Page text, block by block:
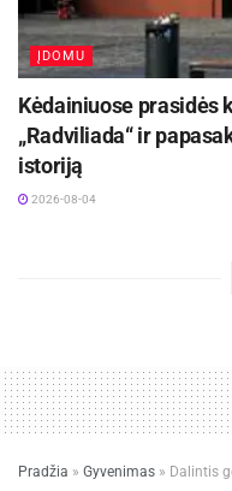
ĮDOMU
Kėdainiuose prasidės
„Radviliada“ ir
istoriją
2026-08-04
Pradžia » Gyvenimas » Dalintis